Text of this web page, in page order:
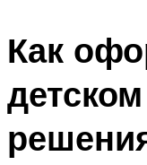
Как